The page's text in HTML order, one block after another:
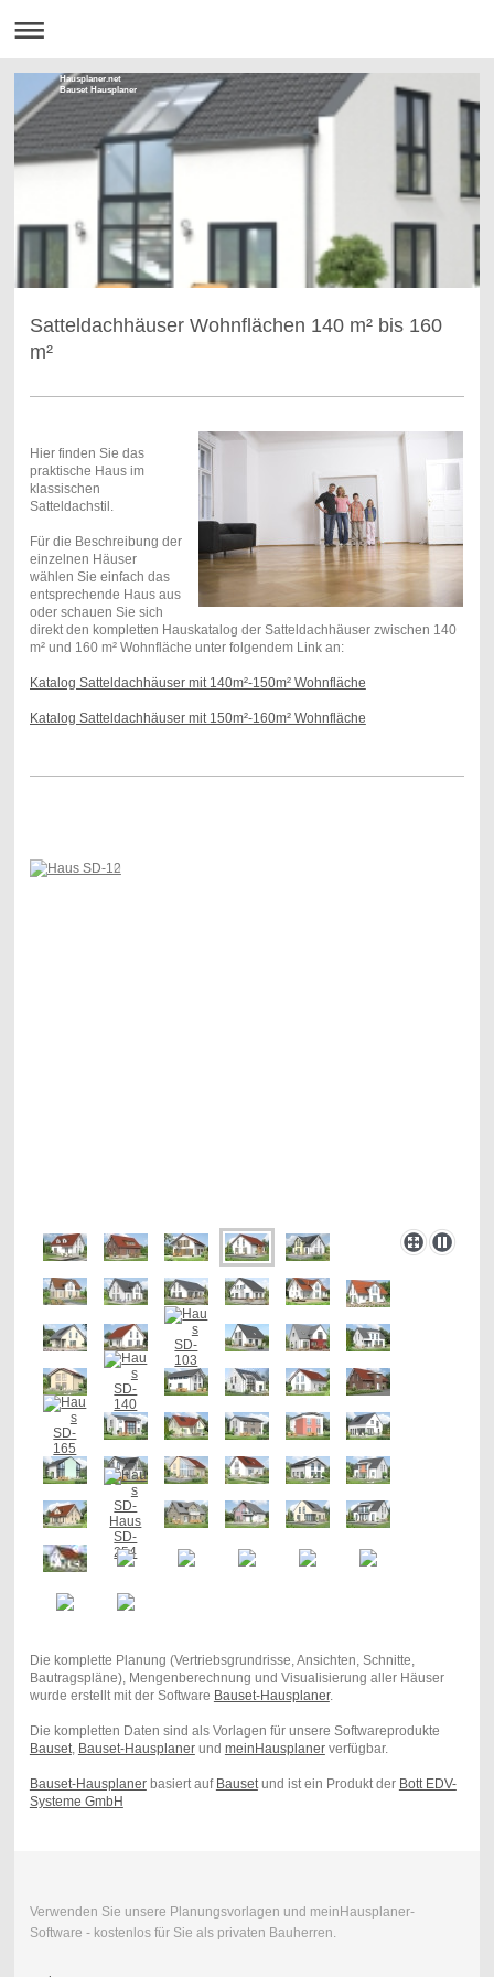
Hausplaner.net
Bauset Hausplaner
Satteldachhäuser Wohnflächen 140 m² bis 160
m²
Hier finden Sie das
praktische Haus im
klassischen
Satteldachstil.
Für die Beschreibung der
einzelnen Häuser
wählen Sie einfach das
entsprechende Haus aus
oder schauen Sie sich
direkt den kompletten Hauskatalog der Satteldachhäuser zwischen 140
m² und 160 m² Wohnfläche unter folgendem Link an:
Katalog Satteldachhäuser mit 140m²-150m² Wohnfläche
Katalog Satteldachhäuser mit 150m²-160m² Wohnfläche
Die komplette Planung (Vertriebsgrundrisse, Ansichten, Schnitte,
Bautragspläne), Mengenberechnung und Visualisierung aller Häuser
wurde erstellt mit der Software Bauset-Hausplaner.
Die kompletten Daten sind als Vorlagen für unsere Softwareprodukte
Bauset, Bauset-Hausplanerund meinHausplanerverfügbar.
Bauset-Hausplanerbasiert auf Bausetund ist ein Produkt der Bott EDV-
Systeme GmbH
Verwenden Sie unsere Planungsvorlagen und meinHausplaner-
Software - kostenlos für Sie als privaten Bauherren.